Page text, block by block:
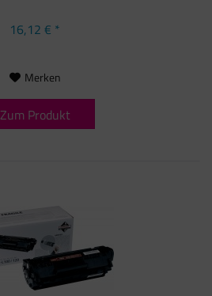
16,12 € *
Merken
Zum Produkt